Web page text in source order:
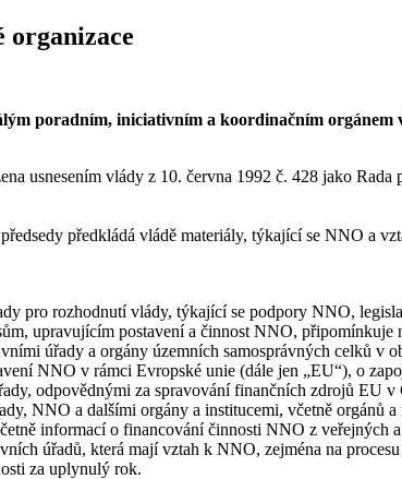
organizace
poradním, iniciativním a koordinačním
usnesením vlády z 10. června 1992 č. 428 jako
předkládá vládě materiály, týkající se NNO a
pro rozhodnutí vlády, týkající se podpory NNO,
upravujícím postavení a činnost NNO,
úřady a orgány územních samosprávných celků
NNO v rámci Evropské unie (dále jen „EU“), o
odpovědnými za spravování finančních zdrojů EU
NNO a dalšími orgány a institucemi, včetně
informací o financování činnosti NNO z veřejných
úřadů, která mají vztah k NNO, zejména na
za uplynulý rok.